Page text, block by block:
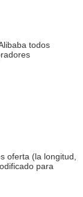
todos
oferta (la longitud,
para